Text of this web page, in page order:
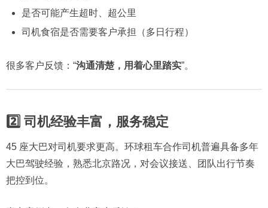
是否可能产生超时、超公里
司机食宿是否需要客户承担（多日行程）
很多客户反馈：“沟通清楚，用着心里踏实”。
2️⃣ 司机经验丰富，服务稳定
45 座大巴对司机要求更高。环球租车合作司机普遍具备多年
大巴驾驶经验，熟悉北京路况，对会议接送、团队出行节奏
把控到位。